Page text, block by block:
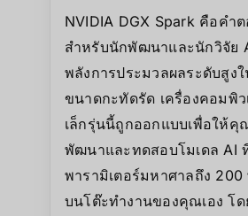
NVIDIA DGX Spark คือคำ
สำหรับนักพัฒนาและนักวิจัย
พลังการประมวลผลระดับสูง
ขนาดกะทัดรัด เครื่องคอมพิ
เล็กรุ่นนี้ถูกออกแบบเพื่อให้คุ
พัฒนาและทดสอบโมเดล AI
พารามิเตอร์มหาศาลถึง
บนโต๊ะทำงานของคุณเอง โ